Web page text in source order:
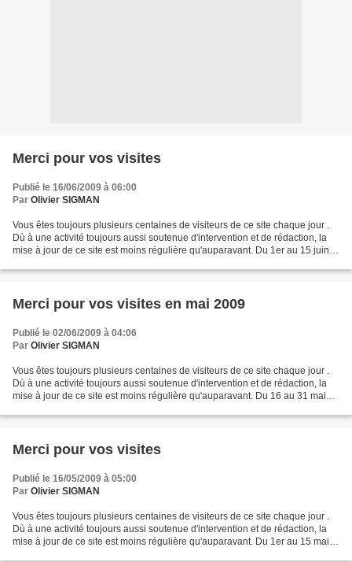
Merci pour vos visites
Publié le 16/06/2009 à 06:00
Par Olivier SIGMAN
Vous êtes toujours plusieurs centaines de visiteurs de ce site chaque jour .
Dù à une activité toujours aussi soutenue d'intervention et de rédaction, la
mise à jour de ce site est moins régulière qu'auparavant. Du 1er au 15 juin
Merci pour vos visites en mai 2009
Publié le 02/06/2009 à 04:06
Par Olivier SIGMAN
Vous êtes toujours plusieurs centaines de visiteurs de ce site chaque jour .
Dù à une activité toujours aussi soutenue d'intervention et de rédaction, la
mise à jour de ce site est moins régulière qu'auparavant. Du 16 au 31 mai
Merci pour vos visites
Publié le 16/05/2009 à 05:00
Par Olivier SIGMAN
Vous êtes toujours plusieurs centaines de visiteurs de ce site chaque jour .
Dù à une activité toujours aussi soutenue d'intervention et de rédaction, la
mise à jour de ce site est moins régulière qu'auparavant. Du 1er au 15 mai